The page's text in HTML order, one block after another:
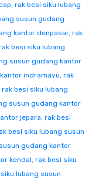
, rak besi siku lubang
susun gudang
kantor denpasar, rak
besi siku lubang
susun gudang kantor
indramayu, rak
rak besi siku lubang
susun gudang kantor
jepara, rak besi
besi siku lubang susun
gudang kantor
kendal, rak besi siku
lubang susun